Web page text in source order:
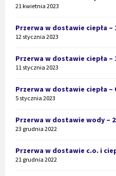
21 kwietnia 2023
Przerwa w dostawie ciepła –
12 stycznia 2023
Przerwa w dostawie ciepła –
11 stycznia 2023
Przerwa w dostawie ciepła –
5 stycznia 2023
Przerwa w dostawie wody –
23 grudnia 2022
Przerwa w dostawie c.o. i
21 grudnia 2022